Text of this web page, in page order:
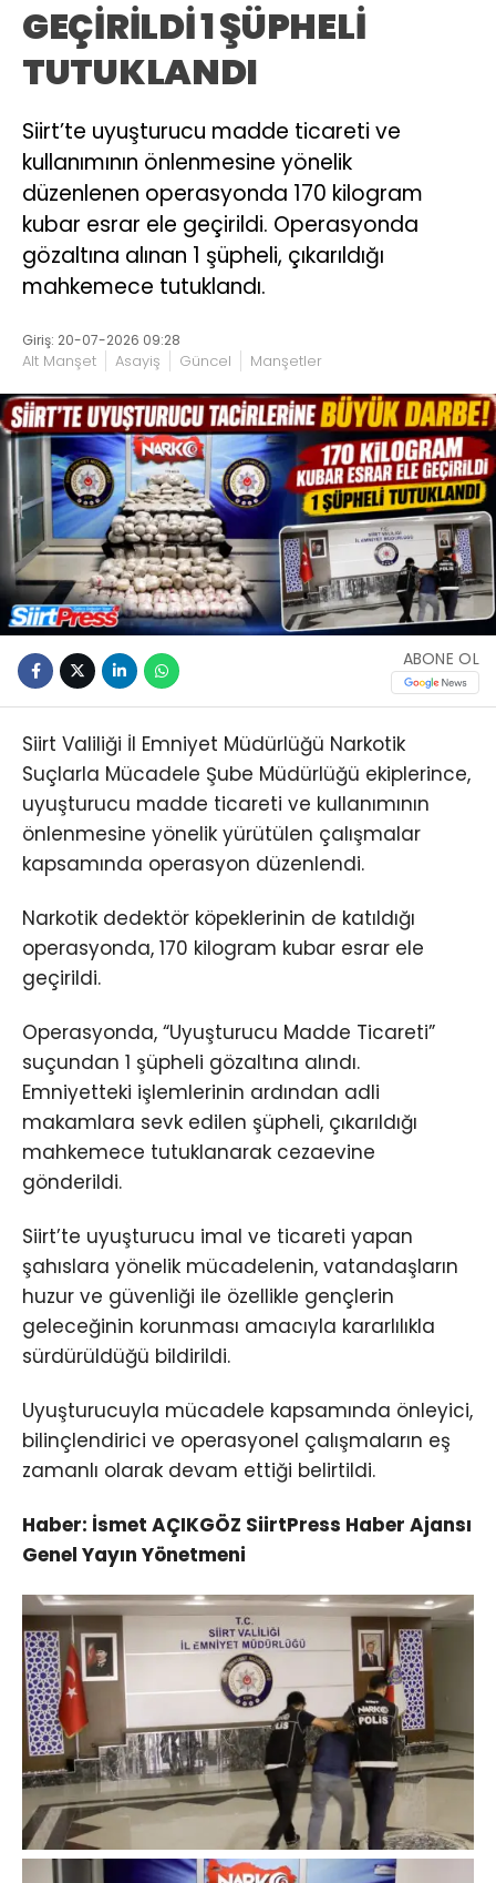
GEÇİRİLDİ 1 ŞÜPHELİ
TUTUKLANDI
Siirt’te uyuşturucu madde ticareti ve
kullanımının önlenmesine yönelik
düzenlenen operasyonda 170 kilogram
kubar esrar ele geçirildi. Operasyonda
gözaltına alınan 1 şüpheli, çıkarıldığı
mahkemece tutuklandı.
Giriş: 20-07-2026 09:28
Alt Manşet Asayiş Güncel Manşetler
ABONE OL
Siirt Valiliği İl Emniyet Müdürlüğü Narkotik
Suçlarla Mücadele Şube Müdürlüğü ekiplerince,
uyuşturucu madde ticareti ve kullanımının
önlenmesine yönelik yürütülen çalışmalar
kapsamında operasyon düzenlendi.
Narkotik dedektör köpeklerinin de katıldığı
operasyonda, 170 kilogram kubar esrar ele
geçirildi.
Operasyonda, “Uyuşturucu Madde Ticareti”
suçundan 1 şüpheli gözaltına alındı.
Emniyetteki işlemlerinin ardından adli
makamlara sevk edilen şüpheli, çıkarıldığı
mahkemece tutuklanarak cezaevine
gönderildi.
Siirt’te uyuşturucu imal ve ticareti yapan
şahıslara yönelik mücadelenin, vatandaşların
huzur ve güvenliği ile özellikle gençlerin
geleceğinin korunması amacıyla kararlılıkla
sürdürüldüğü bildirildi.
Uyuşturucuyla mücadele kapsamında önleyici,
bilinçlendirici ve operasyonel çalışmaların eş
zamanlı olarak devam ettiği belirtildi.
Haber: İsmet AÇIKGÖZ SiirtPress Haber Ajansı
Genel Yayın Yönetmeni